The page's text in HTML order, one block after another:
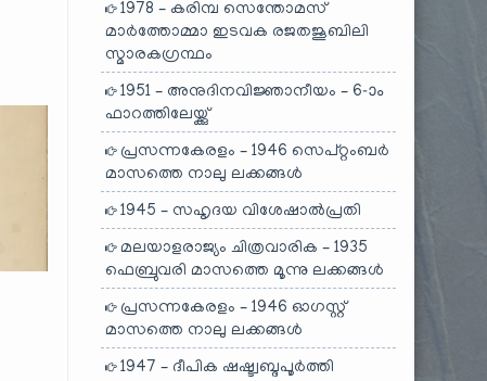
1978 – കരിമ്പ സെന്തോമസ്
മാർത്തോമ്മാ ഇടവക രജതജൂബിലി
സ്മാരകഗ്രന്ഥം
1951 – അനുദിനവിജ്ഞാനീയം – 6-ാം
ഫാറത്തിലേയ്ക്കു്
പ്രസന്നകേരളം – 1946 സെപ്റ്റംബർ
മാസത്തെ നാലു ലക്കങ്ങൾ
1945 – സഹൃദയ വിശേഷാൽപ്രതി
മലയാളരാജ്യം ചിത്രവാരിക – 1935
ഫെബ്രുവരി മാസത്തെ മൂന്നു ലക്കങ്ങൾ
പ്രസന്നകേരളം – 1946 ഓഗസ്റ്റ്
മാസത്തെ നാലു ലക്കങ്ങൾ
1947 – ദീപിക ഷഷ്ട്വബ്ദപൂർത്തി